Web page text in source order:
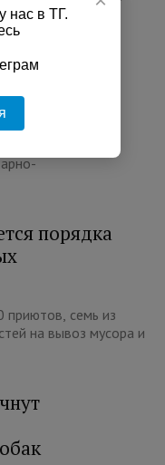
брать
порядка
приютов, семь из
на вывоз мусора и
нас в ТГ.